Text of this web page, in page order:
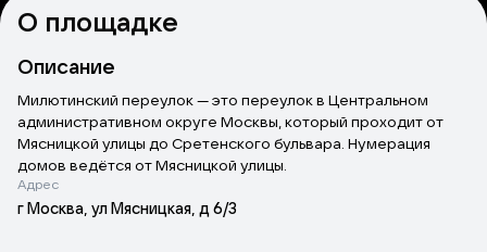
О площадке
Описание
Милютинский переулок — это переулок в Центральном
административном округе Москвы, который проходит от
Мясницкой улицы до Сретенского бульвара. Нумерация
домов ведётся от Мясницкой улицы.
Адрес
г Москва, ул Мясницкая, д 6/3